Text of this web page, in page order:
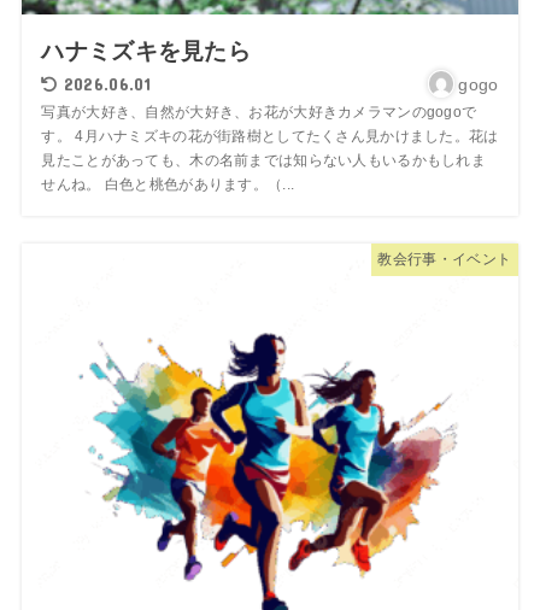
ハナミズキを見たら
2026.06.01 gogo
写真が大好き、自然が大好き、お花が大好きカメラマンのgogoで
す。 4月ハナミズキの花が街路樹としてたくさん見かけました。花は
見たことがあっても、木の名前までは知らない人もいるかもしれま
せんね。 白色と桃色があります。（...
教会行事・イベント